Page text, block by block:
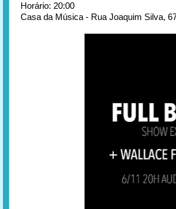
Horário: 20:00
Casa da Música - Rua Joaquim Silva,